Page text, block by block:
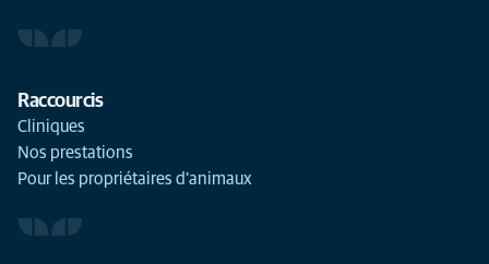
Raccourcis
Cliniques
Nos prestations
Pour les propriétaires d'animaux